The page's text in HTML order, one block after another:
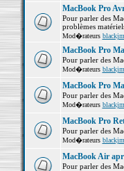
MacBook Pro
Pour parler des
problèmes
Mod�rateurs
MacBook Pro
Pour parler des
Mod�rateurs
MacBook Pro
Pour parler des
Mod�rateurs
MacBook Pro
Pour parler des
Mod�rateurs
MacBook Air
Pour parler des